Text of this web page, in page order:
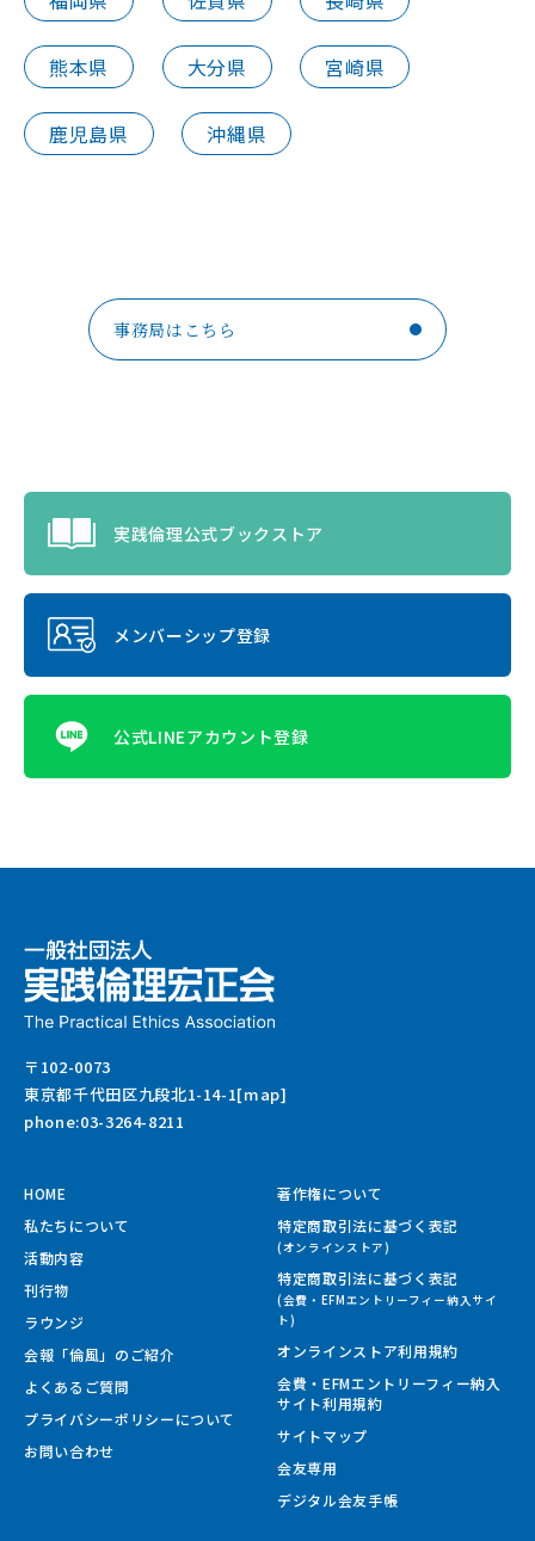
熊本県 大分県 宮崎県
鹿児島県 沖縄県
事務局はこちら
実践倫理公式ブックストア
メンバーシップ登録
公式LINEアカウント登録
〒102-0073
東京都千代田区九段北1-14-1[map]
phone:03-3264-8211
HOME
私たちについて
活動内容
刊行物
ラウンジ
会報「倫風」のご紹介
よくあるご質問
プライバシーポリシーについて
お問い合わせ
著作権について
特定商取引法に基づく表記
(オンラインストア)
特定商取引法に基づく表記
(会費・EFMエントリーフィー納入サイ
ト)
オンラインストア利用規約
会費・EFMエントリーフィー納入
サイト利用規約
サイトマップ
会友専用
デジタル会友手帳